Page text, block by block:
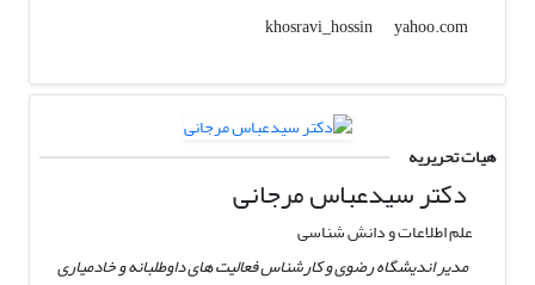
khosravi_hossin
yahoo.com
هیات تحریریه
دکتر سیدعباس مرجانی
علم اطلاعات و دانش شناسی
مدیر اندیشگاه رضوی و کارشناس فعالیت های داوطلبانه و خادمیاری